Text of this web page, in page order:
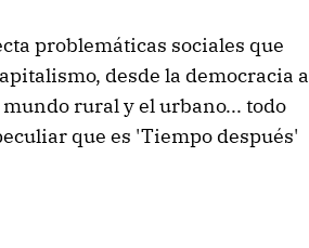
problemáticas sociales que
desde la democracia a
rural y el urbano... todo
que es 'Tiempo después'